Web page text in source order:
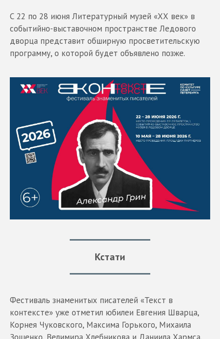
С 22 по 28 июня Литературный музей «ХХ век» в
событийно-выставочном пространстве Ледового
дворца представит обширную просветительскую
программу, о которой будет объявлено позже.
Кстати
Фестиваль знаменитых писателей «Текст в
контексте» уже отметил юбилеи Евгения Шварца,
Корнея Чуковского, Максима Горького, Михаила